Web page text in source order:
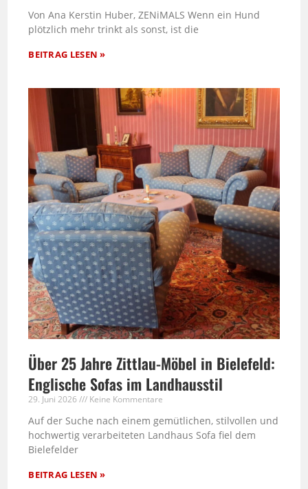
Von Ana Kerstin Huber, ZENiMALS Wenn ein Hund
plötzlich mehr trinkt als sonst, ist die
BEITRAG LESEN »
Über 25 Jahre Zittlau-Möbel in Bielefeld:
Englische Sofas im Landhausstil
29. Juni 2026 Keine Kommentare
Auf der Suche nach einem gemütlichen, stilvollen und
hochwertig verarbeiteten Landhaus Sofa fiel dem
Bielefelder
BEITRAG LESEN »